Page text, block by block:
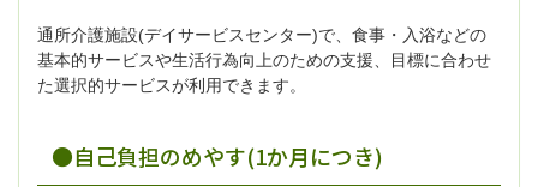
通所介護施設(デイサービスセンター)で、食事・入浴などの
基本的サービスや生活行為向上のための支援、目標に合わせ
た選択的サービスが利用できます。
●自己負担のめやす(1か月につき)